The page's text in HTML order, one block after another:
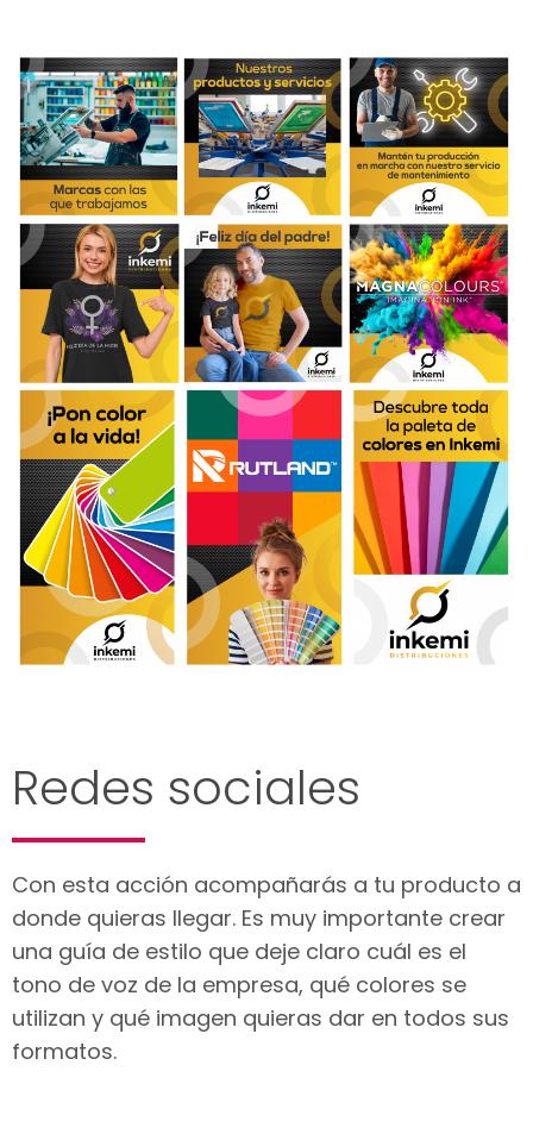
Redes sociales
Con esta acción acompañarás a tu producto a
donde quieras llegar. Es muy importante crear
una guía de estilo que deje claro cuál es el
tono de voz de la empresa, qué colores se
utilizan y qué imagen quieras dar en todos sus
formatos.